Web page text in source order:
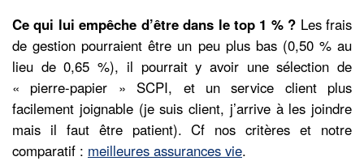
Ce qui lui empêche d’être dans le top 1 % ? Les frais
de gestion pourraient être un peu plus bas (0,50 % au
lieu de 0,65 %), il pourrait y avoir une sélection de
« pierre-papier » SCPI, et un service client plus
facilement joignable (je suis client, j’arrive à les joindre
mais il faut être patient). Cf nos critères et notre
comparatif : meilleures assurances vie.